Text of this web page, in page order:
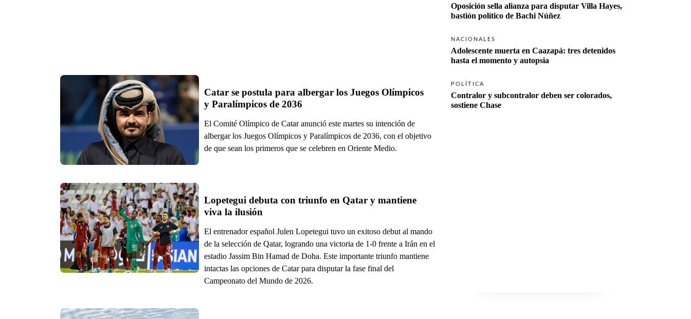
Catar se postula para albergar los Juegos Olímpicos
El Comité Olímpico de Catar anunció este martes su intención de
albergar los Juegos Olímpicos y Paralímpicos de 2036, con el objetivo
de que sean los primeros que se celebren en Oriente Medio.
Lopetegui debuta con triunfo en Qatar y mantiene
viva la ilusión
El entrenador español Julen Lopetegui tuvo un exitoso debut al mando
de la selección de Qatar, logrando una victoria de 1-0 frente a Irán en el
estadio Jassim Bin Hamad de Doha. Este importante triunfo mantiene
intactas las opciones de Catar para disputar la fase final del
Campeonato del Mundo de 2026.
Oposición sella alianza para disputar Villa Hayes,
bastión político de Bachi Núñez
NACIONALES
Adolescente muerta en Caazapá: tres detenidos
hasta el momento y autopsia
POLÍTICA
Contralor y subcontralor deben ser colorados,
sostiene Chase